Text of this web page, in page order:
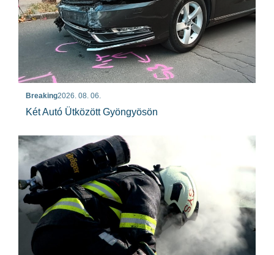
Breaking2026. 08. 06.
Két Autó Ütközött Gyöngyösön